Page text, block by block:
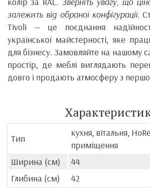
залежить від обраної конфігурації.
Tivoli — це поєднання
української майстерності, яке
для бізнесу. Замовляйте на нашому
простір, де меблі виглядають
довго і продають атмосферу з
Тип
кухня, вітальня,
приміщення
Ширина (см)
44
Глибина (см)
42